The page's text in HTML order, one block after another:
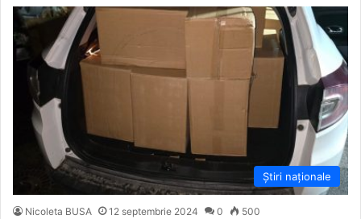
Știri naționale
Nicoleta BUSA 12 septembrie 2024 0 500